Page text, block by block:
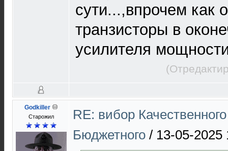
сути...,впрочем как
транзисторы в
усилителя
Godkiller
Старожил
RE: вибор
Бюджетного / 13-05-2025